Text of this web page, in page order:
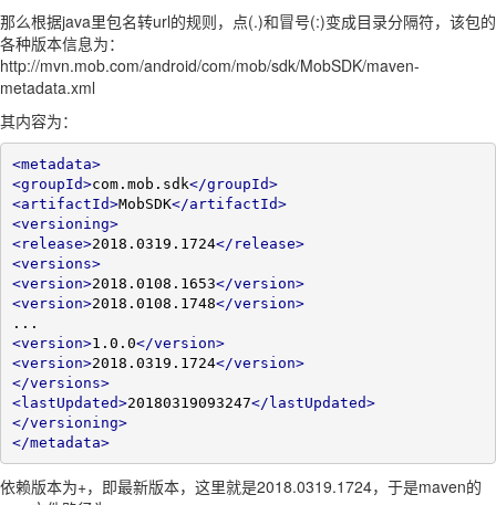
那么根据java里包名转url的规则，点(.)和冒号(:)变成目录分隔符，该包的
各种版本信息为：
http://mvn.mob.com/android/com/mob/sdk/MobSDK/maven-
metadata.xml
其内容为：
<metadata>
<groupId>com.mob.sdk</groupId>
<artifactId>MobSDK</artifactId>
<versioning>
<release>2018.0319.1724</release>
<versions>
<version>2018.0108.1653</version>
<version>2018.0108.1748</version>
<version>1.0.0</version>
<version>2018.0319.1724</version>
</versions>
<lastUpdated>20180319093247</lastUpdated>
</versioning>
</metadata>
依赖版本为+，即最新版本，这里就是2018.0319.1724，于是maven的